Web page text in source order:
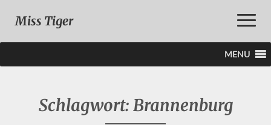
Toggle
Miss Tiger
MENU
Schlagwort: Brannenburg